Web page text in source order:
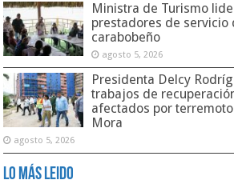
Ministra de Turismo
prestadores de servicio
carabobeño
agosto 5, 2026
Presidenta Delcy
trabajos de
afectados por
Mora
agosto 5, 2026
Lo Más Leido